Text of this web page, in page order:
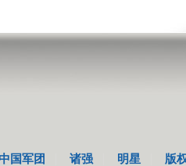
国军团 诸强 明星 版